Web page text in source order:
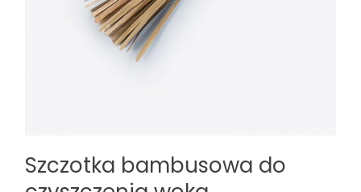
Szczotka bambusowa do